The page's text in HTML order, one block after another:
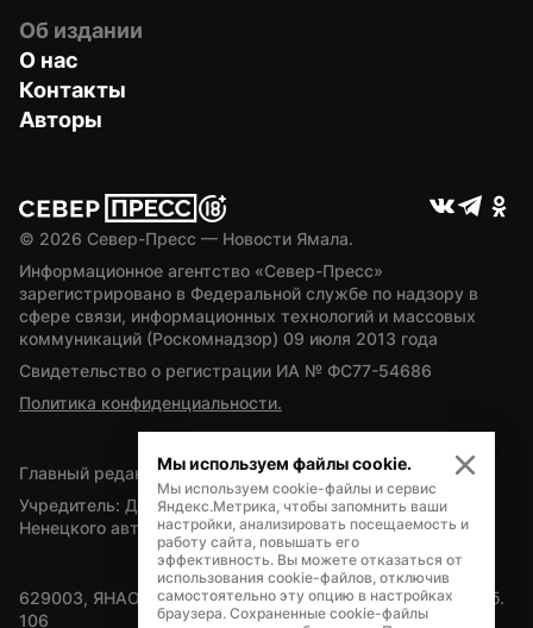
Об издании
О нас
Контакты
Авторы
© 2026 Север-Пресс — Новости Ямала.
Информационное агентство «Север-Пресс»
зарегистрировано в Федеральной службе по надзору в
сфере связи, информационных технологий и массовых
коммуникаций (Роскомнадзор) 09 июля 2013 года
Свидетельство о регистрации ИА № ФС77-54686
Политика конфиденциальности.
Главный редактор — А.Л. Поздеев
Учредитель: Департамент внутренней политики Ямало-
Ненецкого автономного округа
629003, ЯНАО, Салехард, мкр. Богдана Кнунянца, д.1, каб.
106
Мы используем файлы cookie.
Мы используем cookie-файлы и сервис
Яндекс.Метрика, чтобы запомнить ваши
настройки, анализировать посещаемость и
работу сайта, повышать его
эффективность. Вы можете отказаться от
использования cookie-файлов, отключив
самостоятельно эту опцию в настройках
браузера. Сохраненные cookie-файлы